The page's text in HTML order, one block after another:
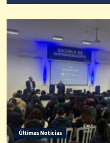
Últimas Noticias